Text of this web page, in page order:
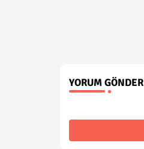
YORUM GÖNDER